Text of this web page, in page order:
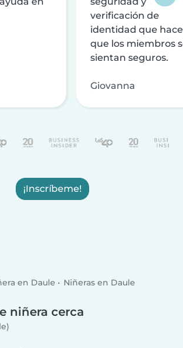
verificación de
identidad que
que los miembros
sientan seguros.
Giovanna
¡Inscríbeme!
en Daule Niñeras en Daule
niñera cerca